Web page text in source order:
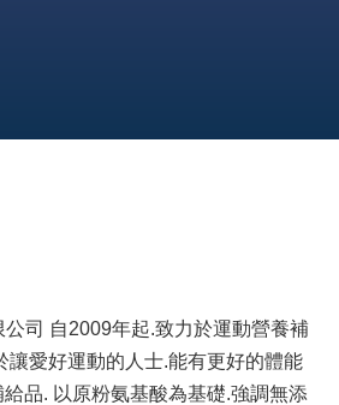
司 自2009年起.致力於運動營養補
讓愛好運動的人士.能有更好的體能
品. 以原粉氨基酸為基礎.強調無添